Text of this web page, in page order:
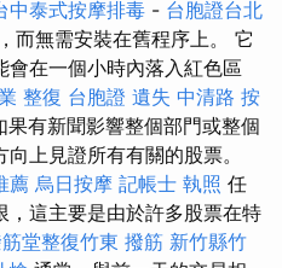
中泰式按摩排毒 - 台胞證台北
而無需安裝在舊程序上。 它
在一個小時內落入紅色區
整復 台胞證 遺失 中清路 按
果有新聞影響整個部門或整個
上見證所有有關的股票。
薦 烏日按摩 記帳士 執照 任
這主要是由於許多股票在特
堂整復竹東 撥筋 新竹縣竹